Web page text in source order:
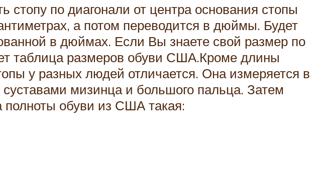
по диагонали от центра основания стопы
а потом переводится в дюймы. Будет
в дюймах. Если Вы знаете свой размер по
таблица размеров обуви США.Кроме длины
у разных людей отличается. Она измеряется в
мизинца и большого пальца. Затем
полноты обуви из США такая: